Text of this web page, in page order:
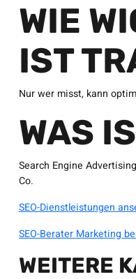
WIE
IST
Nur wer misst, kann
WAS
Search Engine
Co.
SEO-Dienstleistungen
SEO-Berater Marketing
WEITERE